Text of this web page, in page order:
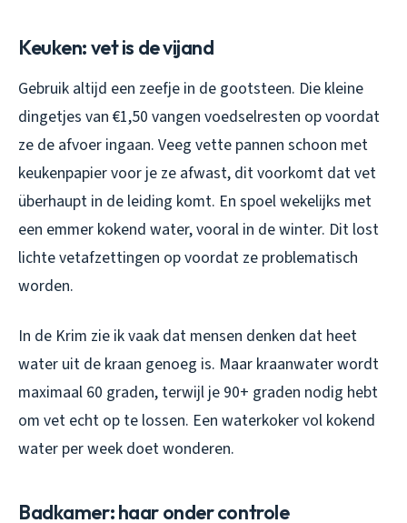
Keuken: vet is de vijand
Gebruik altijd een zeefje in de gootsteen. Die kleine
dingetjes van €1,50 vangen voedselresten op voordat
ze de afvoer ingaan. Veeg vette pannen schoon met
keukenpapier voor je ze afwast, dit voorkomt dat vet
überhaupt in de leiding komt. En spoel wekelijks met
een emmer kokend water, vooral in de winter. Dit lost
lichte vetafzettingen op voordat ze problematisch
worden.
In de Krim zie ik vaak dat mensen denken dat heet
water uit de kraan genoeg is. Maar kraanwater wordt
maximaal 60 graden, terwijl je 90+ graden nodig hebt
om vet echt op te lossen. Een waterkoker vol kokend
water per week doet wonderen.
Badkamer: haar onder controle